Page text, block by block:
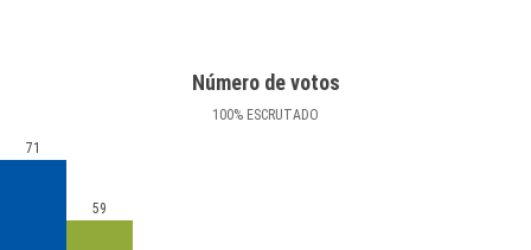
Número de votos
100% ESCRUTADO
71
59